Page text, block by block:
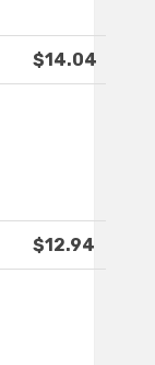
$14.04
$12.94